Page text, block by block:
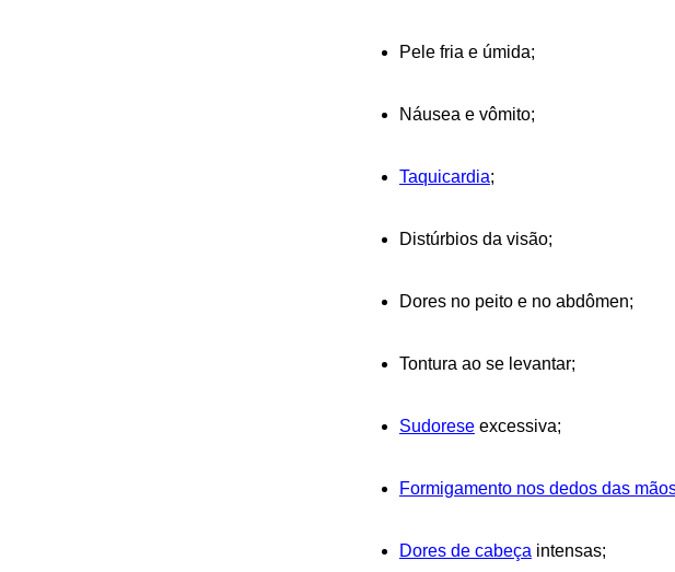
Pele fria e úmida;
Náusea e vômito;
Taquicardia;
Distúrbios da visão;
Dores no peito e no abdômen;
Tontura ao se levantar;
Sudoreseexcessiva;
Formigamento nos dedos das
Dores de cabeça intensas;